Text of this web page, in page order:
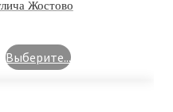
Жостово
Выберите...